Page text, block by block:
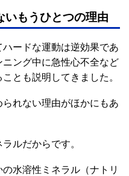
いもうひとつの理由
ードな運動は逆効果であ
ング中に急性心不全など
とも説明してきました。
れない理由がほかにもあ
ルだからです。
水溶性ミネラル（ナトリ